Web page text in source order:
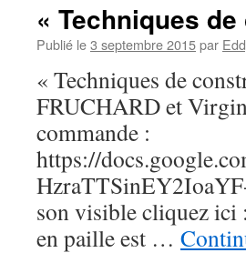
« Techniques
Publié le3 septembre 2015par
« Techniques de
FRUCHARD et
commande :
https://
son visible cliquez ici
en paille est …